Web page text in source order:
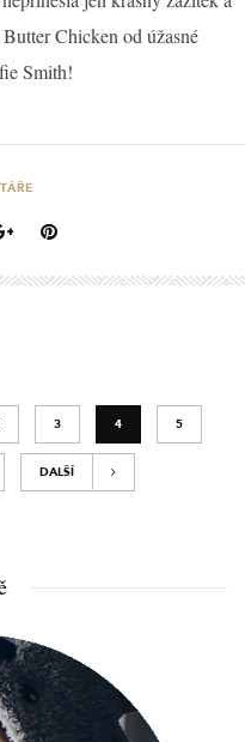
Chicken od úžasné
Smith!
3 4 5
DALŠÍ